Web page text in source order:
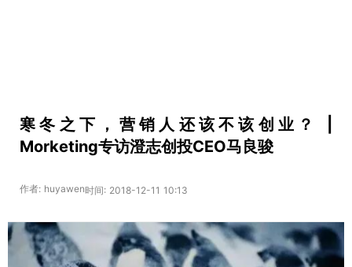
寒冬之下，营销人还该不该创业？ |
Morketing专访澄志创投CEO马良骏
作者: huyawen时间: 2018-12-11 10:13